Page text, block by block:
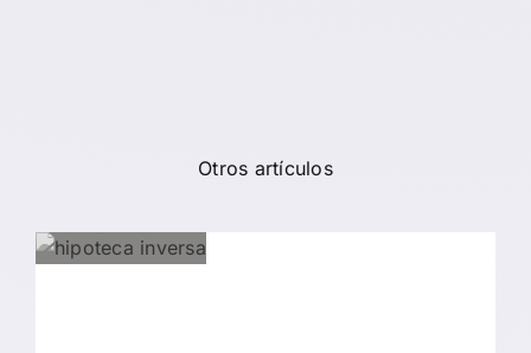
Otros artículos